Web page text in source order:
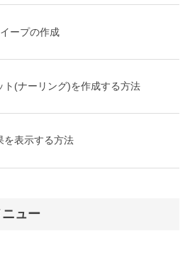
ープの作成
(ナーリング)を作成する方法
を表示する方法
ュー